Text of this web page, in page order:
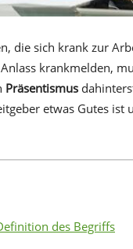
die sich krank zur
krankmelden,
Präsentismus
etwas Gutes
des Begriffs